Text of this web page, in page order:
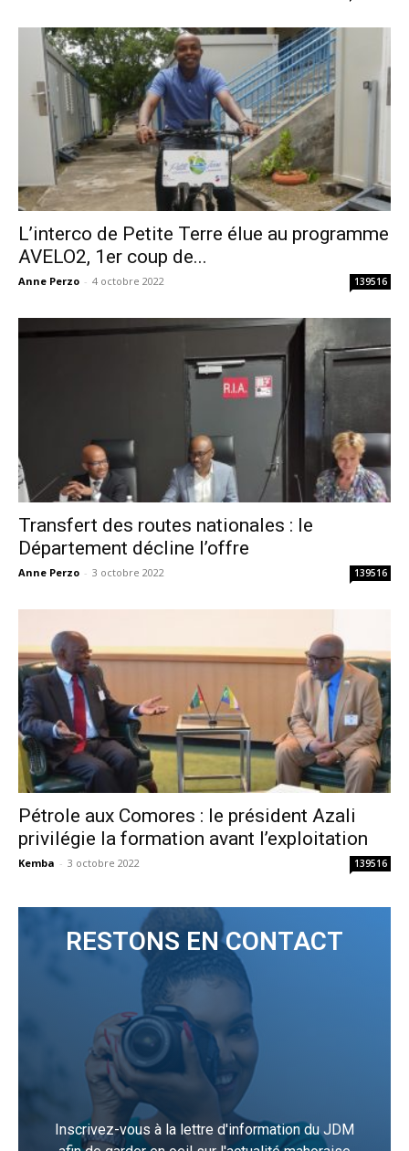
L’interco de Petite Terre élue au programme
AVELO2, 1er coup de...
Anne Perzo - 4 octobre 2022 139516
Transfert des routes nationales : le
Département décline l’offre
Anne Perzo - 3 octobre 2022 139516
Pétrole aux Comores : le président Azali
privilégie la formation avant l’exploitation
Kemba - 3 octobre 2022 139516
RESTONS EN CONTACT
Inscrivez-vous à la lettre d'information du JDM